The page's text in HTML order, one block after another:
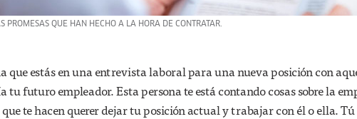
PROMESAS QUE HAN HECHO A LA HORA DE CONTRATAR.
que estás en una entrevista laboral para una nueva posición con
tu futuro empleador. Esta persona te está contando cosas sobre la
te hacen querer dejar tu posición actual y trabajar con él o ella. Tú